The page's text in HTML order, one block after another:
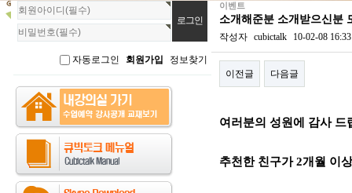
회
원
로
자동로그인 회원가입 정보찾기
이벤트
소개해준분 소개받으신분
작성자 cubictalk 10-02-08 16:33
이전글 다음글
여러분의 성원에 감사 드
추천한 친구가 2개월 이